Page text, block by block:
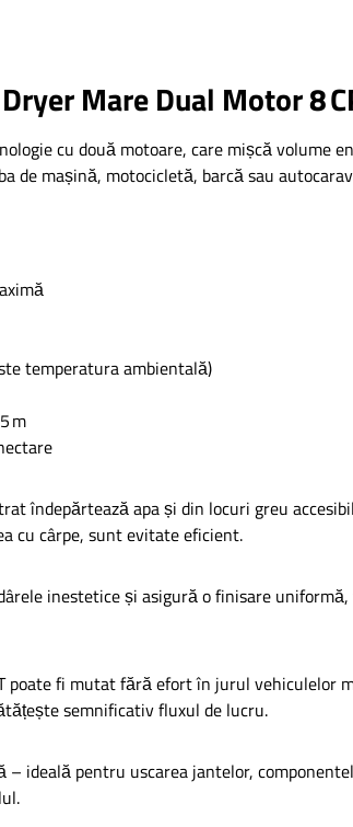
Mare Dual Motor 8
cu două motoare, care mișcă volume
de mașină, motocicletă, barcă sau
temperatura ambientală)
m
îndepărtează apa și din locuri greu
cu cârpe, sunt evitate eficient.
inestetice și asigură o finisare
fi mutat fără efort în jurul vehiculelor
semnificativ fluxul de lucru.
ideală pentru uscarea jantelor,